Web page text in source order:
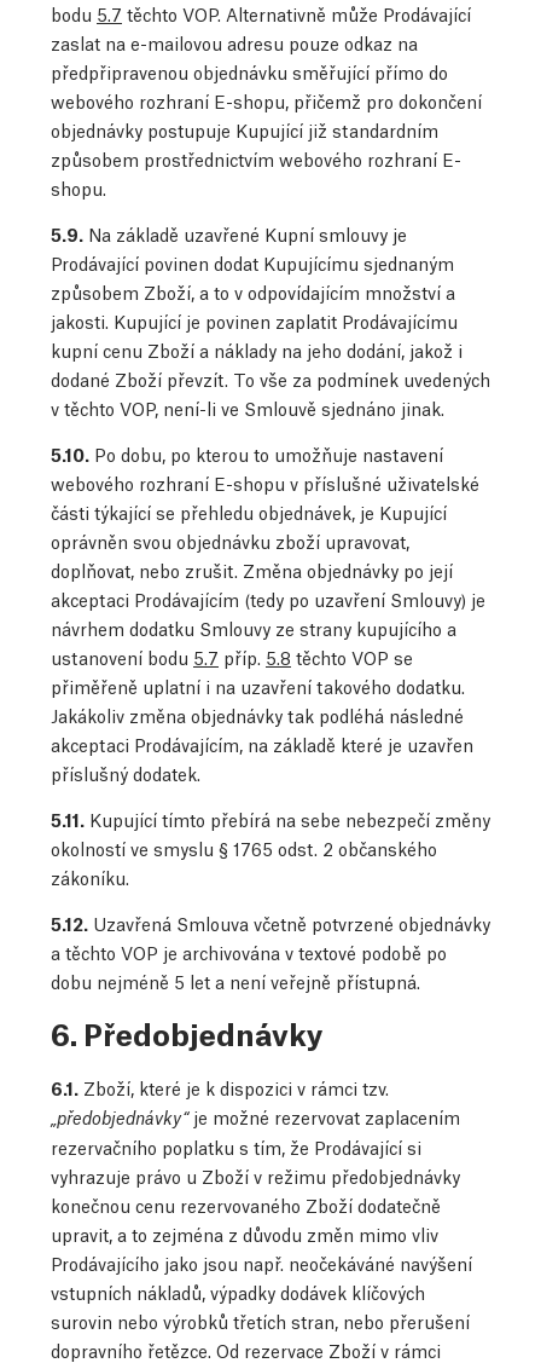
bodu 5.7 těchto VOP. Alternativně může Prodávající
zaslat na e-mailovou adresu pouze odkaz na
předpřipravenou objednávku směřující přímo do
webového rozhraní E-shopu, přičemž pro dokončení
objednávky postupuje Kupující již standardním
způsobem prostřednictvím webového rozhraní E-
shopu.
5.9. Na základě uzavřené Kupní smlouvy je
Prodávající povinen dodat Kupujícímu sjednaným
způsobem Zboží, a to v odpovídajícím množství a
jakosti. Kupující je povinen zaplatit Prodávajícímu
kupní cenu Zboží a náklady na jeho dodání, jakož i
dodané Zboží převzít. To vše za podmínek uvedených
v těchto VOP, není-li ve Smlouvě sjednáno jinak.
5.10. Po dobu, po kterou to umožňuje nastavení
webového rozhraní E-shopu v příslušné uživatelské
části týkající se přehledu objednávek, je Kupující
oprávněn svou objednávku zboží upravovat,
doplňovat, nebo zrušit. Změna objednávky po její
akceptaci Prodávajícím (tedy po uzavření Smlouvy) je
návrhem dodatku Smlouvy ze strany kupujícího a
ustanovení bodu 5.7 příp. 5.8 těchto VOP se
přiměřeně uplatní i na uzavření takového dodatku.
Jakákoliv změna objednávky tak podléhá následné
akceptaci Prodávajícím, na základě které je uzavřen
příslušný dodatek.
5.11. Kupující tímto přebírá na sebe nebezpečí změny
okolností ve smyslu § 1765 odst. 2 občanského
zákoníku.
5.12. Uzavřená Smlouva včetně potvrzené objednávky
a těchto VOP je archivována v textové podobě po
dobu nejméně 5 let a není veřejně přístupná.
6. Předobjednávky
6.1. Zboží, které je k dispozici v rámci tzv.
„předobjednávky“je možné rezervovat zaplacením
rezervačního poplatku s tím, že Prodávající si
vyhrazuje právo u Zboží v režimu předobjednávky
konečnou cenu rezervovaného Zboží dodatečně
upravit, a to zejména z důvodu změn mimo vliv
Prodávajícího jako jsou např. neočekáváné navýšení
vstupních nákladů, výpadky dodávek klíčových
surovin nebo výrobků třetích stran, nebo přerušení
dopravního řetězce. Od rezervace Zboží v rámci